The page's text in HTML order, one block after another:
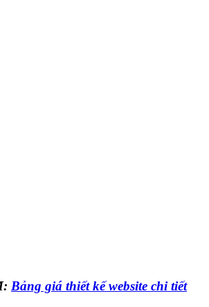
Bảng giá thiết kế website chi tiết